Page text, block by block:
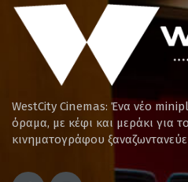
WestCity Cinemas: Ένα νέο
όραμα, με κέφι και μεράκι για
κινηματογράφου